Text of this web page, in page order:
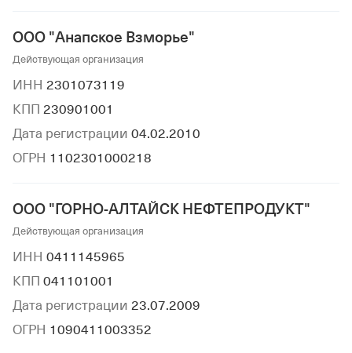
ООО "Анапское Взморье"
Действующая организация
ИНН 2301073119
КПП 230901001
Дата регистрации 04.02.2010
ОГРН 1102301000218
ООО "ГОРНО-АЛТАЙСК НЕФТЕПРОДУКТ"
Действующая организация
ИНН 0411145965
КПП 041101001
Дата регистрации 23.07.2009
ОГРН 1090411003352